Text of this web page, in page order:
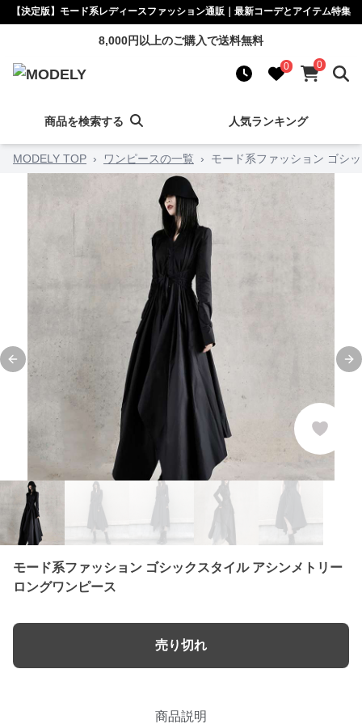
【決定版】モード系レディースファッション通販｜最新コーデとアイテム特集
8,000円以上のご購入で送料無料
0 0
商品を検索する 人気ランキング
MODELY TOP › ワンピースの一覧 › モード系ファッション ゴシ
Previous slide
モード系ファッション ゴシックスタイル アシンメトリー
ロングワンピース
売り切れ
商品説明